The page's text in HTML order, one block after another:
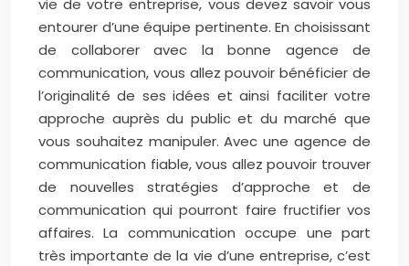
vie de votre entreprise, vous devez savoir vous
entourer d’une équipe pertinente. En choisissant
de collaborer avec la bonne agence de
communication, vous allez pouvoir bénéficier de
l’originalité de ses idées et ainsi faciliter votre
approche auprès du public et du marché que
vous souhaitez manipuler. Avec une agence de
communication fiable, vous allez pouvoir trouver
de nouvelles stratégies d’approche et de
communication qui pourront faire fructifier vos
affaires. La communication occupe une part
très importante de la vie d’une entreprise, c’est